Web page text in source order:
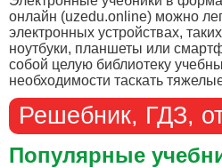
онлайн (uzedu.online) можно
электронных устройствах,
ноутбуки, планшеты или
собой целую библиотеку
необходимости таскать
Решебник, ГДЗ,
Популярные